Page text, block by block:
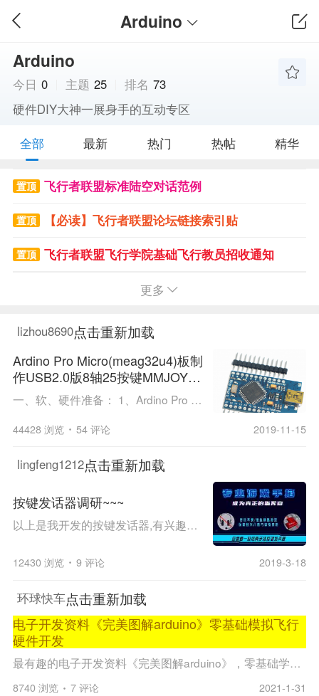
Arduino
Arduino
今日 0 主题 25 排名 73
硬件DIY大神一展身手的互动专区
全部
最新 热门 热帖 精华
置顶 飞行者联盟标准陆空对话范例
置顶 【必读】飞行者联盟论坛链接索引贴
置顶 飞行者联盟飞行学院基础飞行教员招收通知
飞币怎么赚？请勿灌水，一旦发现会被封掉ID、且无任何警告
更多
lizhou8690点击重新加载
Ardino Pro Micro(meag32u4)板制
作USB2.0版8轴25按键MMJOY2
游戏控制
一、软、硬件准备： 1、Ardino Pro Micro 小板：cpu是atmega32u4，2刷机软件MMJoy2 ，3 固件 二、安装Arduino Pro Micro驱动 Pro Micro的驱动及安装方法，卖家会提供，此处不再细说。 驱动安装成功后，点击桌面计算机图标，左键-->属性-->设备管理-->设备管理...
44428 浏览 54 评论 2019-11-15
lingfeng1212点击重新加载
按键发话器调研~~~
以上是我开发的按键发话器,有兴趣的朋友可以加我这个群,或者可以跟我直接沟通 我的QQ 735806388 欢迎你的加入!!!
12430 浏览 9 评论 2019-3-18
环球快车点击重新加载
电子开发资料《完美图解arduino》零基础模拟飞行
硬件开发
最有趣的电子开发资料《完美图解arduino》，零基础学习电子开发，包括目前很热门的物联网项目，如用手机（蓝牙+app），电脑（flash上位机），或者网线远程控制家电等项目，适用飞友开发模拟飞行硬件打基础学习资料： 1. 2. 3. 4. 5. 6. 7. 8....
8740 浏览 7 评论 2021-1-31